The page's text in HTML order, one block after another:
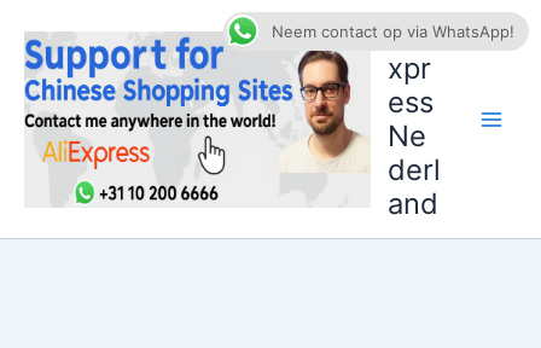
naar
inhoud
AliE
xpr
ess
Ne
derl
and
Neem contact op via WhatsApp!